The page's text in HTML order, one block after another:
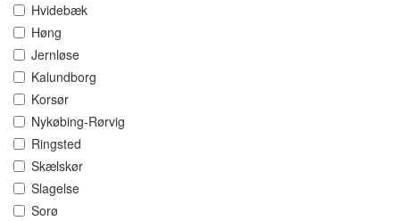
Hvidebæk
Høng
Jernløse
Kalundborg
Korsør
Nykøbing-Rørvig
Ringsted
Skælskør
Slagelse
Sorø